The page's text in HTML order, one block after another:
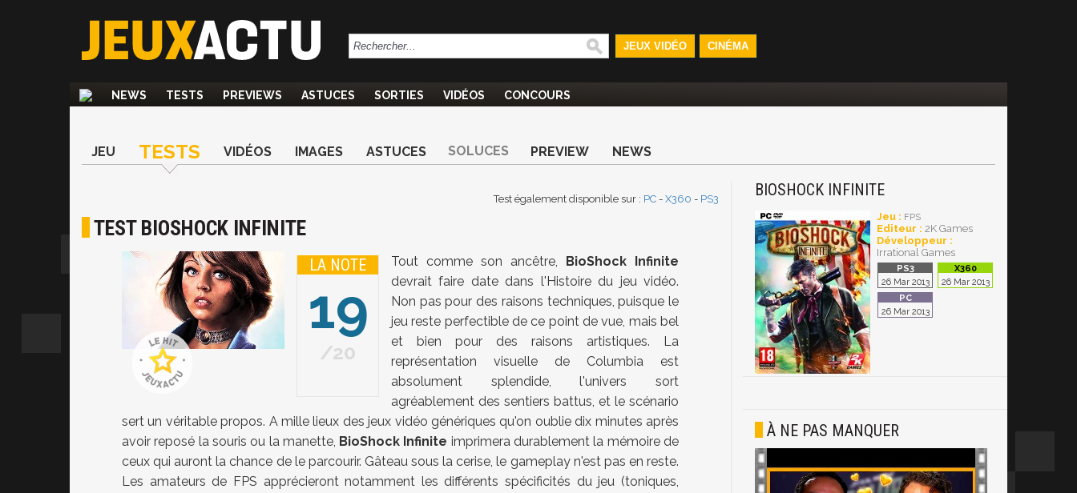
JEUX VIDÉO CINÉMA
NEWS TESTS PREVIEWS ASTUCES SORTIES VIDÉOS CONCOURS
JEU TESTS VIDÉOS IMAGES ASTUCES SOLUCES PREVIEW NEWS
Test également disponible sur : PC - X360 - PS3
TEST BIOSHOCK INFINITE
LA NOTE
19
20
Tout comme son ancêtre, BioShock Infinite
devrait faire date dans l'Histoire du jeu vidéo.
Non pas pour des raisons techniques, puisque le
jeu reste perfectible de ce point de vue, mais bel
et bien pour des raisons artistiques. La
représentation visuelle de Columbia est
absolument splendide, l'univers sort
agréablement des sentiers battus, et le scénario
sert un véritable propos. A mille lieux des jeux vidéo génériques qu'on oublie dix minutes après
avoir reposé la souris ou la manette, BioShock Infinite imprimera durablement la mémoire de
ceux qui auront la chance de le parcourir. Gâteau sous la cerise, le gameplay n'est pas en reste.
Les amateurs de FPS apprécieront notamment les différents spécificités du jeu (toniques,
BIOSHOCK INFINITE
Jeu : FPS
Editeur : 2K Games
Développeur :
Irrational Games
26 Mar 2013 26 Mar 2013
26 Mar 2013
À NE PAS MANQUER